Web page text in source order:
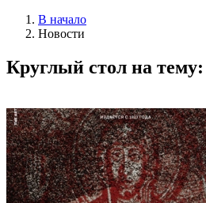
В начало
Новости
Круглый стол на